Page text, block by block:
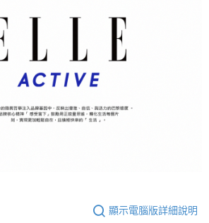
顯示電腦版詳細說明